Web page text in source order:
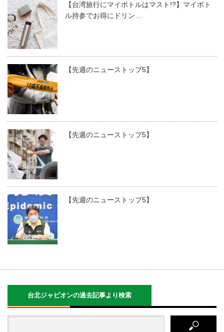
【台湾旅行にマイボトルはマスト!?】マイボト
ル持参でお得にドリン…
【先週のニューストップ5】
【先週のニューストップ5】
【先週のニューストップ5】
台北ジャピオンの過去記事より検索